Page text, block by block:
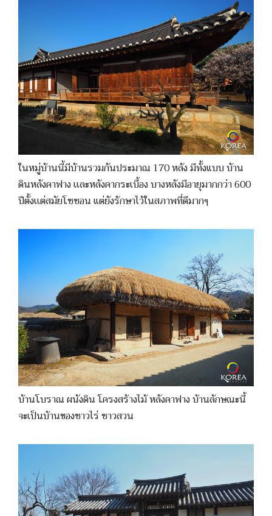
ในหมู่บ้านนี้มีบ้านรวมกันประมาณ 170 หลัง มีทั้งแบบ บ้าน
ดินหลังคาฟาง เเละหลังคากระเบื้อง บางหลังมีอายุมากกว่า 600
ปีตั้งเเต่สมัยโชซอน แต่ยังรักษาไว้ในสภาพที่ดีมากๆ
บ้านโบราณ ผนังดิน โครงสร้างไม้ หลังคาฟาง บ้านลักษณะนี้
จะเป็นบ้านของชาวไร่ ชาวสวน